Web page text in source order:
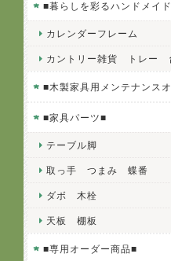
■暮らしを彩るハンドメイ
カレンダーフレーム
カントリー雑貨 トレー
■木製家具用メンテナンス
■家具パーツ■
テーブル脚
取っ手 つまみ 蝶番
ダボ 木栓
天板 棚板
■専用オーダー商品■